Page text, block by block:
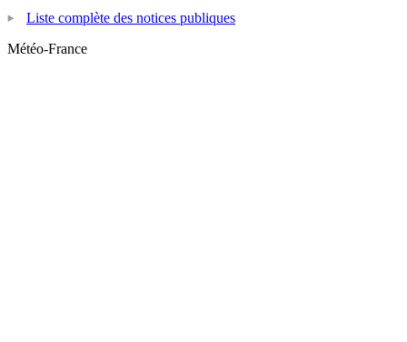
Liste complète des notices publiques
Météo-France